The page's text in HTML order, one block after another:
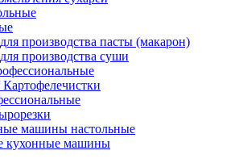
производства пасты (макарон)
производства суши
машины настольные
кухонные машины